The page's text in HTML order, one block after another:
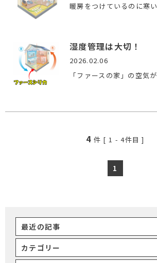
湿度管理は大切！
2026.02.06
4 件 [1 -4件目 ]
1
最近の記事
カテゴリー